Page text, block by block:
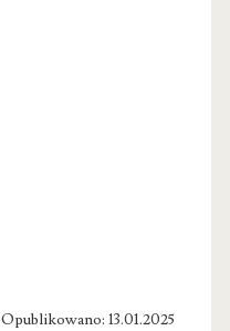
Opublikowano: 13.01.2025